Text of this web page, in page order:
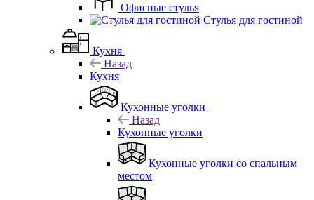
Офисные стулья
Стулья для гостиной
Кухня
Назад
Кухня
Кухонные уголки
Назад
Кухонные уголки
Кухонные уголки со спальным
местом